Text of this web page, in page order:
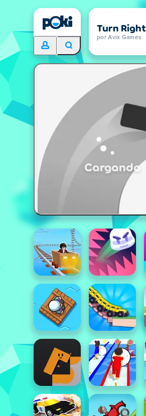
Turn Right
por Avix Games
Cargando